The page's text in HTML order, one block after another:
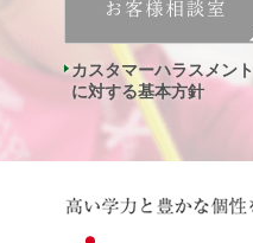
カスタマーハラスメント
に対する基本方針